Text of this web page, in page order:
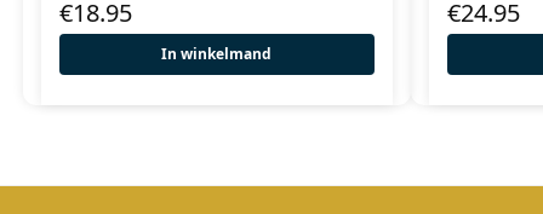
€18.95
In winkelmand
€24.95